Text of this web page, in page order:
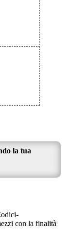
la tua
con la finalità